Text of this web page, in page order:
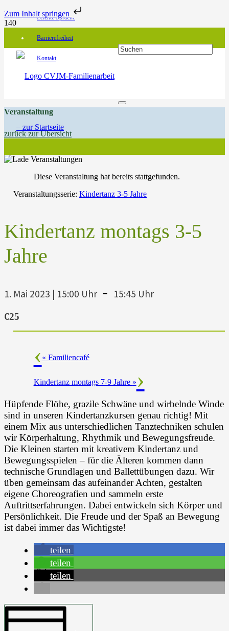
Zum Inhalt springen
Leichte Sprache
Barrierefreiheit
Kontakt
Veranstaltung
zurück zur Übersicht
Diese Veranstaltung hat bereits stattgefunden.
Veranstaltungsserie: Kindertanz 3-5 Jahre
Kindertanz montags 3-5
Jahre
1. Mai 2023 | 15:00 Uhr - 15:45 Uhr
€25
« Familiencafé
Kindertanz montags 7-9 Jahre »
Hüpfende Flöhe, grazile Schwäne und wirbelnde Winde
sind in unseren Kindertanzkursen genau richtig! Mit
einem Mix aus unterschiedlichen Tanztechniken schulen
wir Körperhaltung, Rhythmik und Bewegungsfreude.
Die Kleinen starten mit kreativem Kindertanz und
Bewegungsspielen – für die Älteren kommen dann
technische Grundlagen und Ballettübungen dazu. Wir
üben gemeinsam das aufeinander Achten, gestalten
eigene Choreografien und sammeln erste
Auftrittserfahrungen. Dabei entwickeln sich Körper und
Persönlichkeit. Die Freude und der Spaß an Bewegung
ist dabei immer das Wichtigste!
teilen
teilen
teilen